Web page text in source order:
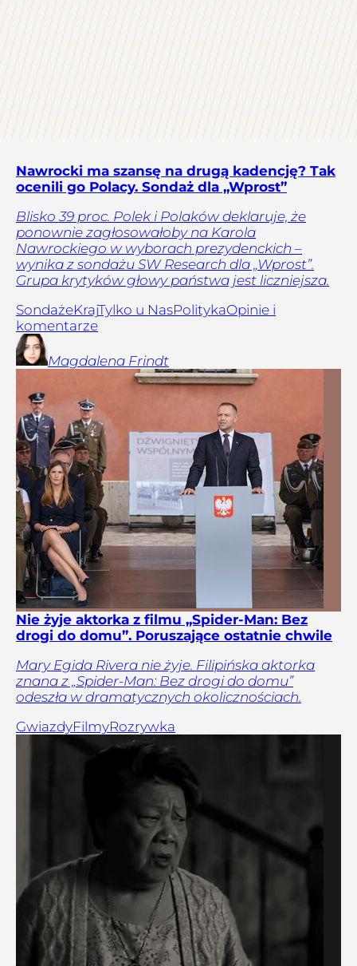
Nawrocki ma szansę na drugą kadencję? Tak
ocenili go Polacy. Sondaż dla „Wprost”
Blisko 39 proc. Polek i Polaków deklaruje, że
ponownie zagłosowałoby na Karola
Nawrockiego w wyborach prezydenckich –
wynika z sondażu SW Research dla „Wprost”.
Grupa krytyków głowy państwa jest liczniejsza.
SondażeKrajTylko u NasPolitykaOpinie i
komentarze
Magdalena Frindt
Nie żyje aktorka z filmu „Spider-Man: Bez
drogi do domu”. Poruszające ostatnie chwile
Mary Egida Rivera nie żyje. Filipińska aktorka
znana z „Spider-Man: Bez drogi do domu”
odeszła w dramatycznych okolicznościach.
GwiazdyFilmyRozrywka